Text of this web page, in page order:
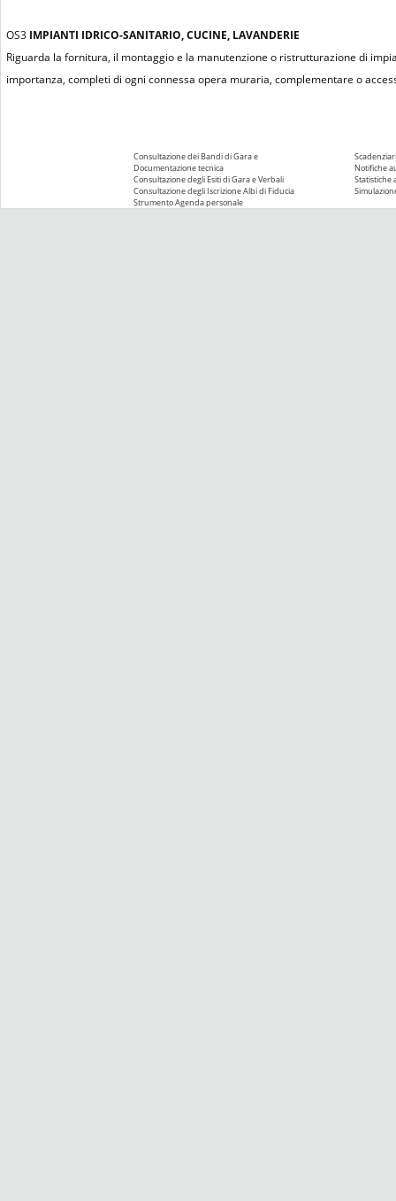
OS3 IMPIANTI IDRICO-SANITARIO, CUCINE, LAVANDERIE
Riguarda la fornitura, il montaggio e la manutenzione o ristrutturazione di
importanza, completi di ogni connessa opera muraria, complementare o
Consultazione dei Bandi di Gara e
Documentazione tecnica
Consultazione degli Esiti di Gara e Verbali
Consultazione degli Iscrizione Albi di Fiducia
Strumento Agenda personale
Notifiche
Statistiche